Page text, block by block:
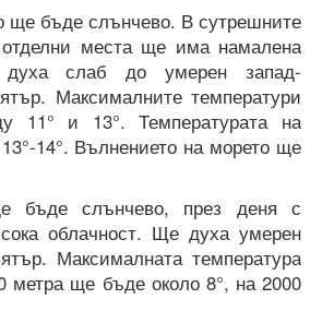
ще бъде слънчево. В сутрешните
места ще има намалена
слаб до умерен запад-
Максималните температури
11° и 13°. Температурата на
14°. Вълнението на морето ще
бъде слънчево, през деня с
облачност. Ще духа умерен
Максималната температура
метра ще бъде около 8°, на 2000